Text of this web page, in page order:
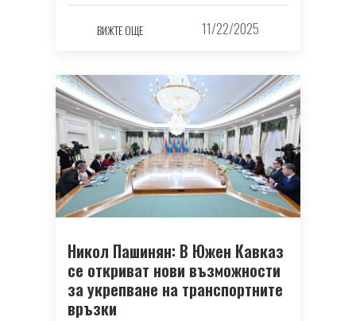
ВИЖТЕ ОЩЕ 11/22/2025
Никол Пашинян: В Южен Кавказ
се откриват нови възможности
за укрепване на транспортните
връзки